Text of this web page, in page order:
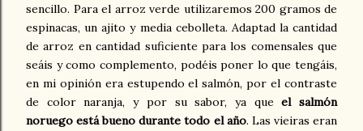
sencillo. Para el arroz verde utilizaremos 200 gramos de
espinacas, un ajito y media cebolleta. Adaptad la cantidad
de arroz en cantidad suficiente para los comensales que
seáis y como complemento, podéis poner lo que tengáis,
en mi opinión era estupendo el salmón, por el contraste
de color naranja, y por su sabor, ya queel salmón
noruego está bueno durante todo el año. Las vieiras eran